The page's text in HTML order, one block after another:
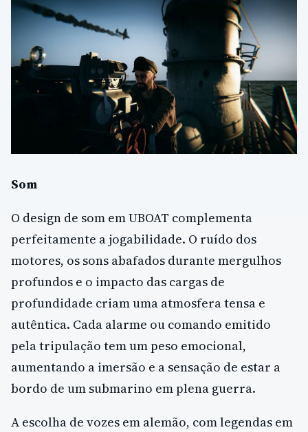
Som
O design de som em UBOAT complementa
perfeitamente a jogabilidade. O ruído dos
motores, os sons abafados durante mergulhos
profundos e o impacto das cargas de
profundidade criam uma atmosfera tensa e
autêntica. Cada alarme ou comando emitido
pela tripulação tem um peso emocional,
aumentando a imersão e a sensação de estar a
bordo de um submarino em plena guerra.
A escolha de vozes em alemão, com legendas em